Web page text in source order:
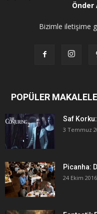
Önder
Bizimle iletişime
POPÜLER
Saf
3 Temmuz
Picanha:
24 Ekim 2016